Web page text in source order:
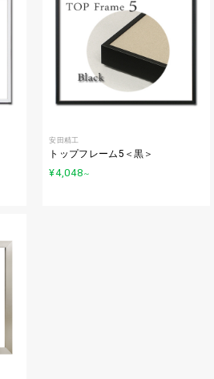
安田精工
トップフレーム5＜黒＞
¥4,048～